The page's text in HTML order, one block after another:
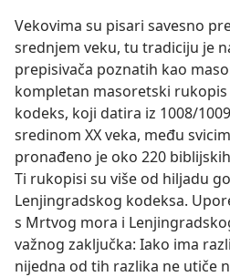
Vekovima su pisari savesno
srednjem veku, tu tradiciju je
prepisivača poznatih kao
kompletan masoretski
kodeks, koji datira iz 1008/
sredinom XX veka, među
pronađeno je oko 220
Ti rukopisi su više od hiljadu
Lenjingradskog kodeksa.
s Mrtvog mora i
važnog zaključka: Iako ima
nijedna od tih razlika ne utiče